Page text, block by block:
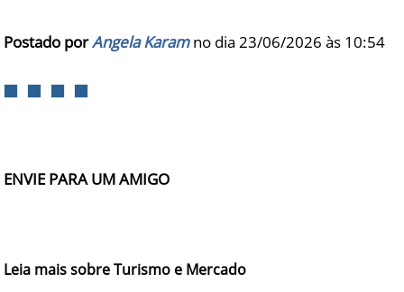
Postado porAngela Karamno dia 23/06/2026 às 10:54
ENVIE PARA UM AMIGO
Leia mais sobre Turismo e Mercado